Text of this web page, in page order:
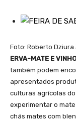
Foto: Roberto Dziura
ERVA-MATE E VINHO
também podem
apresentados
culturas agrícolas
experimentar o
chás mates com